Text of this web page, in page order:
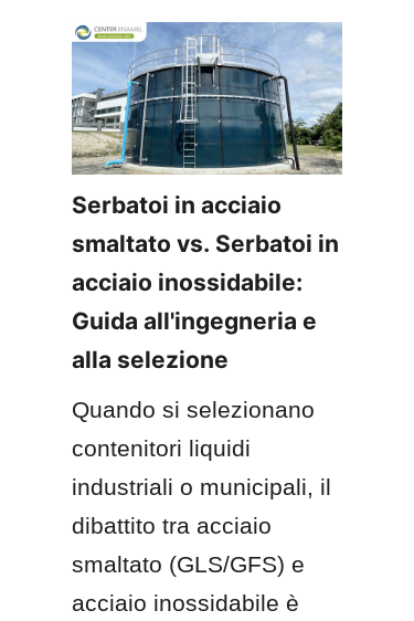
Serbatoi in acciaio
smaltato vs. Serbatoi in
acciaio inossidabile:
Guida all'ingegneria e
alla selezione
Quando si selezionano
contenitori liquidi
industriali o municipali, il
dibattito tra acciaio
smaltato (GLS/GFS) e
acciaio inossidabile è